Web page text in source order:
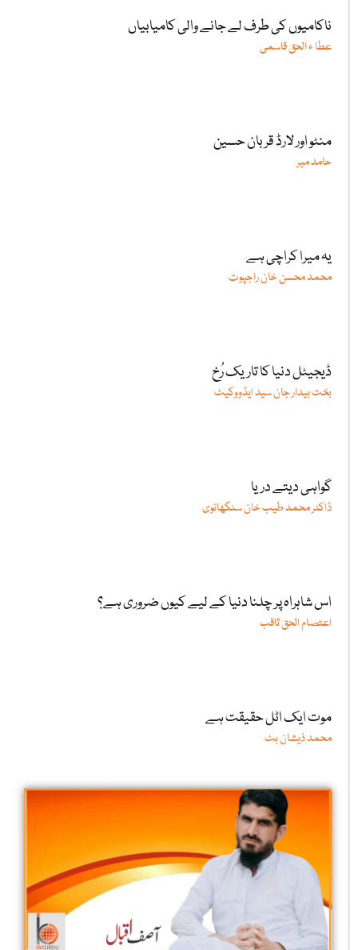
ناکامیوں کی طرف لے جانے والی کامیابیاں
عطا ء الحق قاسمی
منٹو اور لارڈ قربان حسین
حامد میر
یہ میرا کراچی ہے
محمد محسن خان راجپوت
ڈیجیٹل دنیا کا تاریک رُخ
بخت بیدار جان سید ایڈووکیٹ
گواہی دیتے دریا
ڈاکٹر محمد طیب خان سنگھانوی
اس شاہراہ پر چلنا دنیا کے لیے کیوں ضروری ہے؟
اعتصام الحق ثاقب
موت ایک اٹل حقیقت ہے
محمد ذیشان بٹ